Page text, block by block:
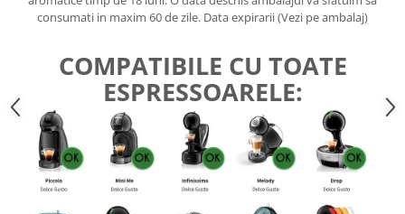
consumati in maxim 60 de zile. Data expirarii (Vezi pe ambalaj)
COMPATIBILE CU TOATE
ESPRESSOARELE: